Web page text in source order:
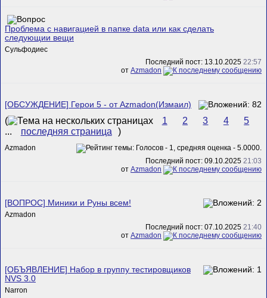
Проблема с навигацией в папке data или как сделать
следующии вещи
Сульфодиес
Последний пост: 13.10.2025 22:57
от Azmadon
[ОБСУЖДЕНИЕ] Герои 5 - от Azmadon(Измаил)
( 1 2 3 4
5
...
последняя страница )
Azmadon
Последний пост: 09.10.2025 21:03
от Azmadon
[ВОПРОС] Миники и Руны всем!
Azmadon
Последний пост: 07.10.2025 21:40
от Azmadon
[ОБЪЯВЛЕНИЕ] Набор в группу тестировщиков
NVS 3.0
Narron